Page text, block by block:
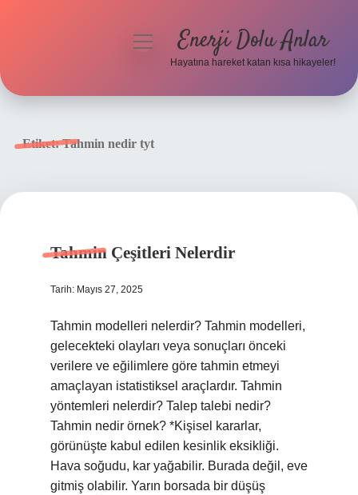
menüyüEnerji Dolu Anlar
Hayatına hareket katan kısa hikayeler!
Etiket:Tahmin nedir tyt
Tahmin Çeşitleri Nelerdir
Tarih: Mayıs 27, 2025
Tahmin modelleri nelerdir? Tahmin modelleri,
gelecekteki olayları veya sonuçları önceki
verilere ve eğilimlere göre tahmin etmeyi
amaçlayan istatistiksel araçlardır. Tahmin
yöntemleri nelerdir? Talep talebi nedir?
Tahmin nedir örnek? *Kişisel kararlar,
görünüşte kabul edilen kesinlik eksikliği.
Hava soğudu, kar yağabilir. Burada değil, eve
gitmiş olabilir. Yarın borsada bir düşüş